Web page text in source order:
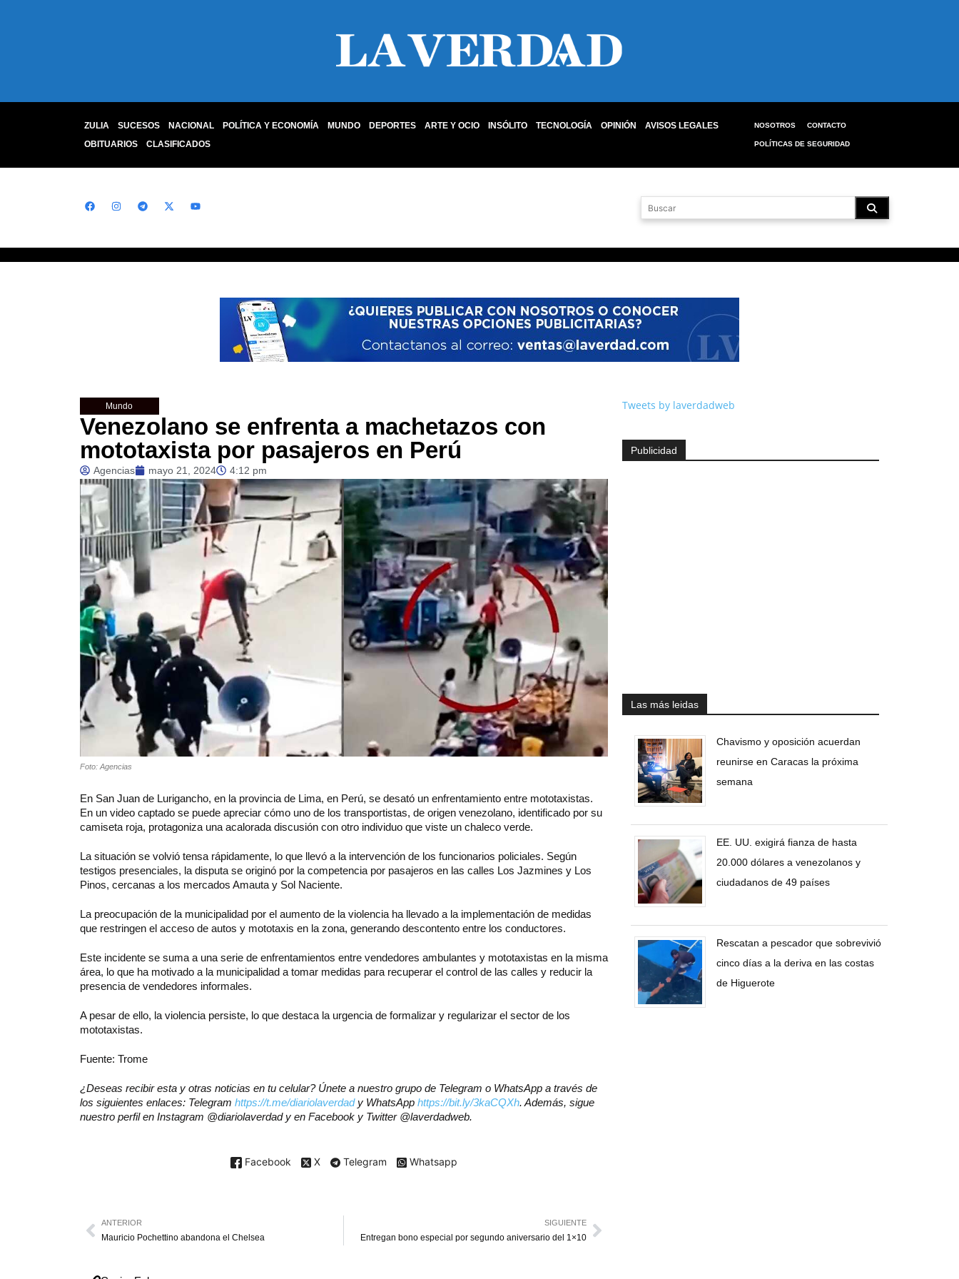
ZULIA SUCESOS NACIONAL POLÍTICA Y ECONOMÍA MUNDO DEPORTES ARTE Y OCIO INSÓLITO TECNOLOGÍA OPINIÓN
AVISOS LEGALES
OBITUARIOS
CLASIFICADOS
NOSOTROS CONTACTO
POLÍTICAS DE SEGURIDAD
Mundo
Venezolano se enfrenta a machetazos con
mototaxista por pasajeros en Perú
Agencias mayo 21, 2024 4:12 pm
Foto: Agencias
En San Juan de Lurigancho, en la provincia de Lima, en Perú, se desató un enfrentamiento entre mototaxistas.
En un video captado se puede apreciar cómo uno de los transportistas, de origen venezolano, identificado por su
camiseta roja, protagoniza una acalorada discusión con otro individuo que viste un chaleco verde.
La situación se volvió tensa rápidamente, lo que llevó a la intervención de los funcionarios policiales. Según
testigos presenciales, la disputa se originó por la competencia por pasajeros en las calles Los Jazmines y Los
Pinos, cercanas a los mercados Amauta y Sol Naciente.
La preocupación de la municipalidad por el aumento de la violencia ha llevado a la implementación de medidas
que restringen el acceso de autos y mototaxis en la zona, generando descontento entre los conductores.
Este incidente se suma a una serie de enfrentamientos entre vendedores ambulantes y mototaxistas en la misma
área, lo que ha motivado a la municipalidad a tomar medidas para recuperar el control de las calles y reducir la
presencia de vendedores informales.
A pesar de ello, la violencia persiste, lo que destaca la urgencia de formalizar y regularizar el sector de los
mototaxistas.
Fuente: Trome
¿Deseas recibir esta y otras noticias en tu celular? Únete a nuestro grupo de Telegram o WhatsApp a través de
los siguientes enlaces: Telegram https://t.me/diariolaverdady WhatsApp https://bit.ly/3kaCQXh. Además, sigue
nuestro perfil en Instagram @diariolaverdad y en Facebook y Twitter @laverdadweb.
Facebook X Telegram Whatsapp
Tweets by laverdadweb
Publicidad
Las más leidas
Chavismo y oposición acuerdan
reunirse en Caracas la próxima
semana
EE. UU. exigirá fianza de hasta
20.000 dólares a venezolanos y
ciudadanos de 49 países
Rescatan a pescador que sobrevivió
cinco días a la deriva en las costas
de Higuerote
ANTERIOR
Mauricio Pochettino abandona el Chelsea
SIGUIENTE
Entregan bono especial por segundo aniversario del 1×10